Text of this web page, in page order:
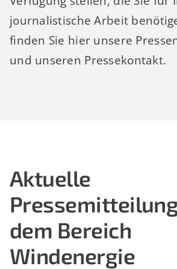
journalistische Arbeit
finden Sie hier unsere
und unseren Pressekontakt.
Aktuelle
dem Bereich
Windenergie